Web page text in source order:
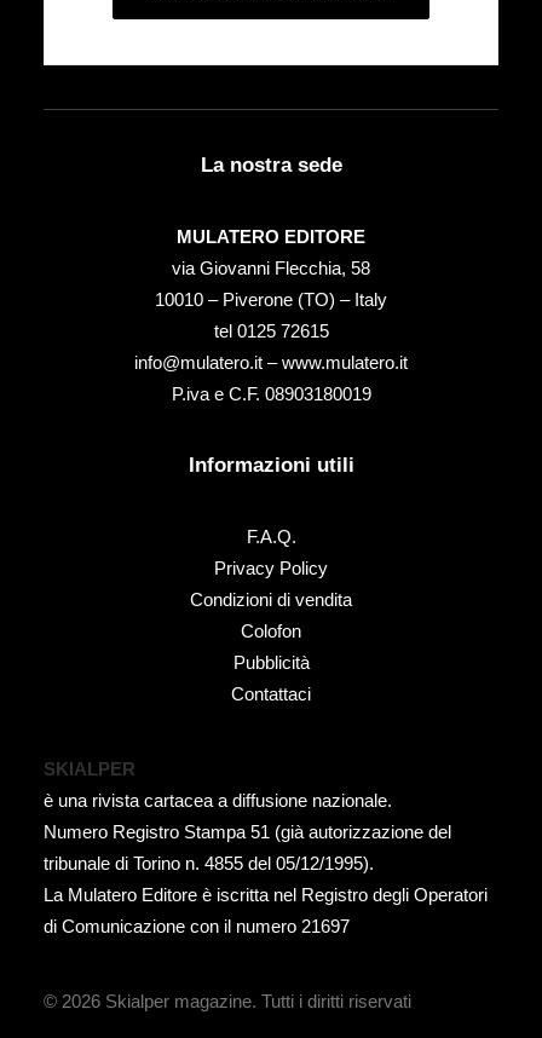
La nostra sede
MULATERO EDITORE
via Giovanni Flecchia, 58
10010 – Piverone (TO) – Italy
tel ‭0125 72615‬
info@mulatero.it –www.mulatero.it
P.iva e C.F. 08903180019
Informazioni utili
F.A.Q.
Privacy Policy
Condizioni di vendita
Colofon
Pubblicità
Contattaci
SKIALPER
è una rivista cartacea a diffusione nazionale.
Numero Registro Stampa 51 (già autorizzazione del
tribunale di Torino n. 4855 del 05/12/1995).
La Mulatero Editore è iscritta nel Registro degli Operatori
di Comunicazione con il numero 21697
© 2026 Skialper magazine. Tutti i diritti riservati